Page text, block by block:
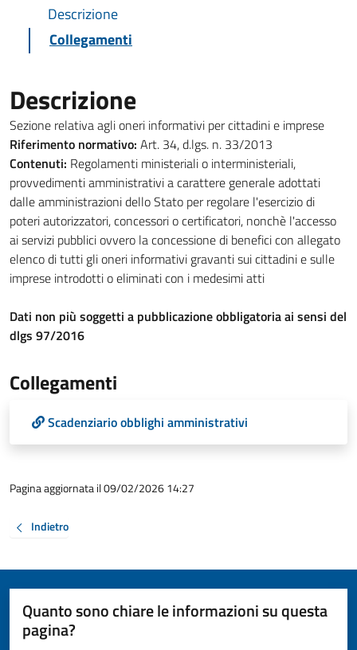
Descrizione
Collegamenti
Descrizione
Sezione relativa agli oneri informativi per cittadini e imprese
Riferimento normativo: Art. 34, d.lgs. n. 33/2013
Contenuti: Regolamenti ministeriali o interministeriali,
provvedimenti amministrativi a carattere generale adottati
dalle amministrazioni dello Stato per regolare l'esercizio di
poteri autorizzatori, concessori o certificatori, nonchè l'accesso
ai servizi pubblici ovvero la concessione di benefici con allegato
elenco di tutti gli oneri informativi gravanti sui cittadini e sulle
imprese introdotti o eliminati con i medesimi atti
Dati non più soggetti a pubblicazione obbligatoria ai sensi del
dlgs 97/2016
Collegamenti
Scadenziario obblighi amministrativi
Pagina aggiornata il 09/02/2026 14:27
Indietro
Quanto sono chiare le informazioni su questa
pagina?